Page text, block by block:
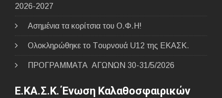
2026-2027
Ασημένια τα κορίτσια του Ο.Φ.Η!
Ολοκληρώθηκε το Tουρνουά U12 της ΕΚΑΣΚ.
ΠΡΟΓΡΑΜΜΑΤΑ ΑΓΩΝΩΝ 30-31/5/2026
Ε.ΚΑ.Σ.Κ. Ένωση Καλαθοσφαιρικών